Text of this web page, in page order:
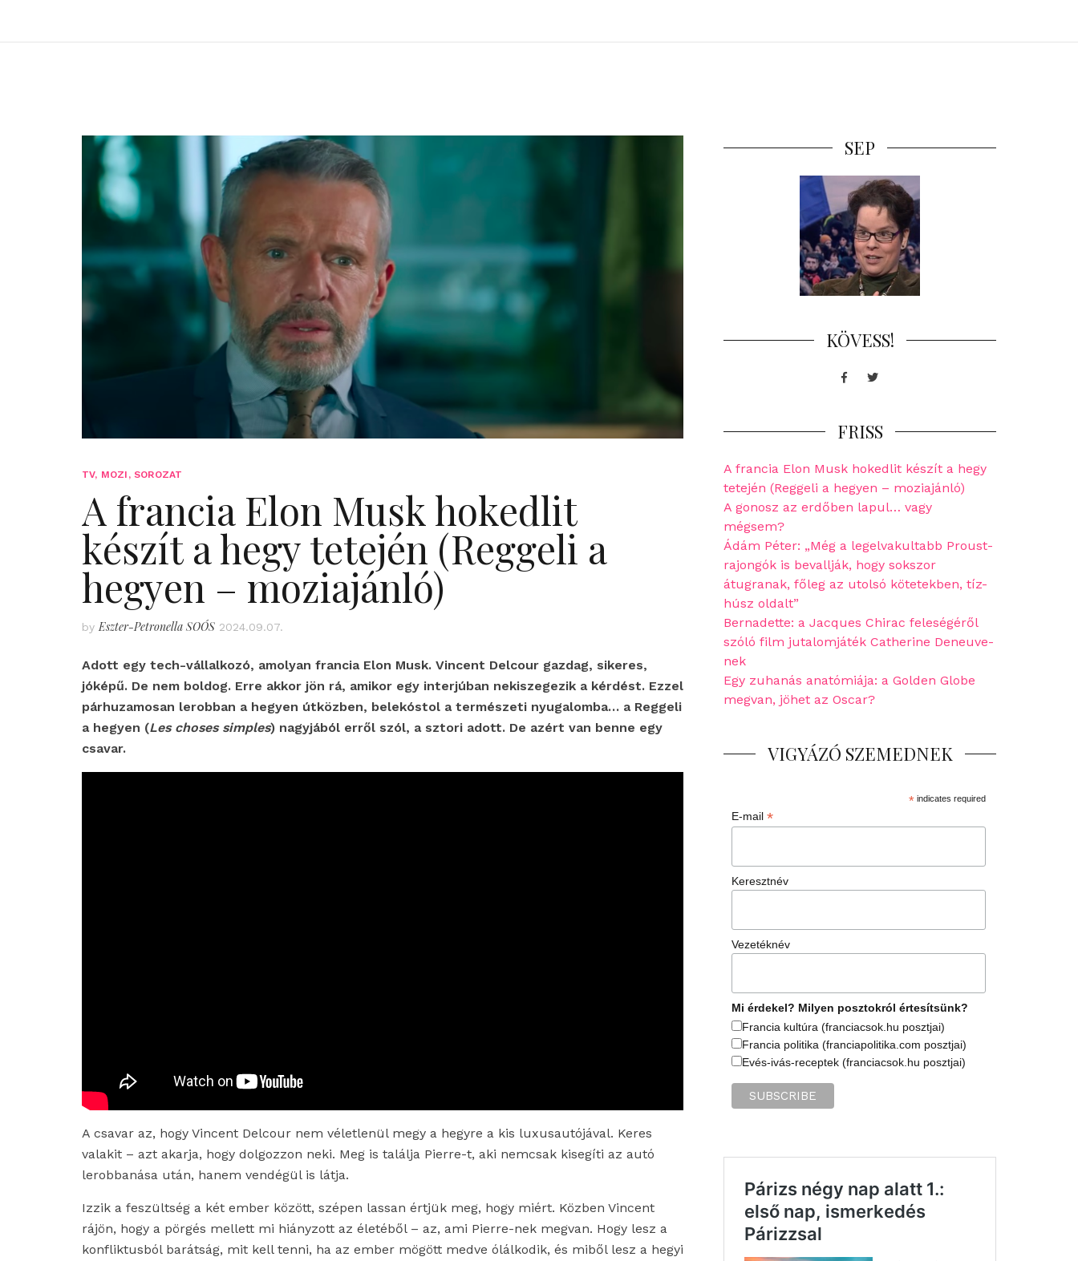
TV, MOZI, SOROZAT
A francia Elon Musk hokedlit
készít a hegy tetején (Reggeli a
hegyen – moziajánló)
by Eszter-Petronella SOÓS 2024.09.07.
Adott egy tech-vállalkozó, amolyan francia Elon Musk. Vincent Delcour gazdag, sikeres,
jóképű. De nem boldog. Erre akkor jön rá, amikor egy interjúban nekiszegezik a kérdést. Ezzel
párhuzamosan lerobban a hegyen útközben, belekóstol a természeti nyugalomba… a Reggeli
a hegyen (Les choses simples) nagyjából erről szól, a sztori adott. De azért van benne egy
csavar.
A csavar az, hogy Vincent Delcour nem véletlenül megy a hegyre a kis luxusautójával. Keres
valakit – azt akarja, hogy dolgozzon neki. Meg is találja Pierre-t, aki nemcsak kisegíti az autó
lerobbanása után, hanem vendégül is látja.
Izzik a feszültség a két ember között, szépen lassan értjük meg, hogy miért. Közben Vincent
rájön, hogy a pörgés mellett mi hiányzott az életéből – az, ami Pierre-nek megvan. Hogy lesz a
konfliktusból barátság, mit kell tenni, ha az ember mögött medve ólálkodik, és miből lesz a hegyi
SEP
KÖVESS!
FacebookTwitter
FRISS
A francia Elon Musk hokedlit készít a hegy
tetején (Reggeli a hegyen – moziajánló)
A gonosz az erdőben lapul… vagy
mégsem?
Ádám Péter: „Még a legelvakultabb Proust-
rajongók is bevallják, hogy sokszor
átugranak, főleg az utolsó kötetekben, tíz-
húsz oldalt”
Bernadette: a Jacques Chirac feleségéről
szóló film jutalomjáték Catherine Deneuve-
nek
Egy zuhanás anatómiája: a Golden Globe
megvan, jöhet az Oscar?
VIGYÁZÓ SZEMEDNEK
*indicates required
E-mail*
Keresztnév
Vezetéknév
Mi érdekel? Milyen posztokról értesítsünk?
Francia kultúra (franciacsok.hu posztjai)
Francia politika (franciapolitika.com posztjai)
Evés-ivás-receptek (franciacsok.hu posztjai)